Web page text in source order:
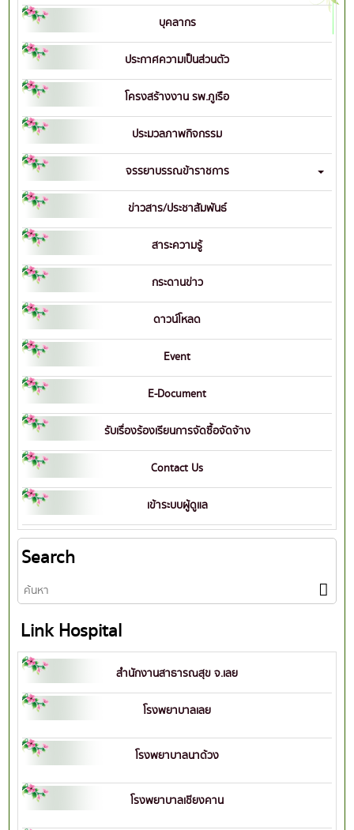
บุคลากร
ประกาศความเป็นส่วนตัว
โครงสร้างงาน รพ.ภูเรือ
ประมวลภาพกิจกรรม
จรรยาบรรณข้าราชการ
ข่าวสาร/ประชาสัมพันธ์
สาระความรู้
กระดานข่าว
ดาวน์โหลด
Event
E-Document
รับเรื่องร้องเรียนการจัดซื้อจัดจ้าง
Contact Us
เข้าระบบผู้ดูแล
Search
Link Hospital
สำนักงานสาธารณสุข จ.เลย
โรงพยาบาลเลย
โรงพยาบาลนาด้วง
โรงพยาบาลเชียงคาน